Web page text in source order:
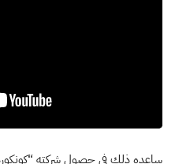
ساعده ذلك في حصول شركته